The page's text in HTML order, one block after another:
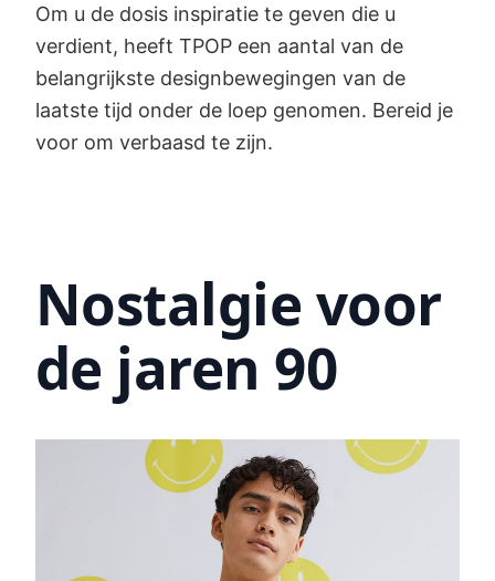
Om u de dosis inspiratie te geven die u
verdient, heeft TPOP een aantal van de
belangrijkste designbewegingen van de
laatste tijd onder de loep genomen. Bereid je
voor om verbaasd te zijn.
Nostalgie voor
de jaren 90